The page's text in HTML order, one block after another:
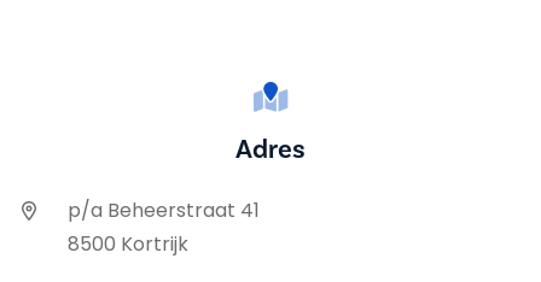
Adres
p/a Beheerstraat 41
8500 Kortrijk